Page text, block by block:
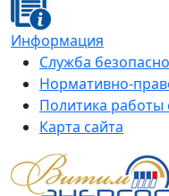
Информация
Служба
Нормативно-
Политика работы
Карта сайта